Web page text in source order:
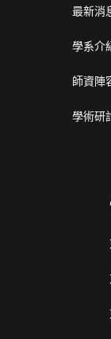
最新消
學系介
師資陣
學術研